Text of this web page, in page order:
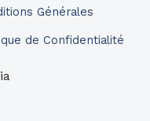
Générales
de Confidentialité